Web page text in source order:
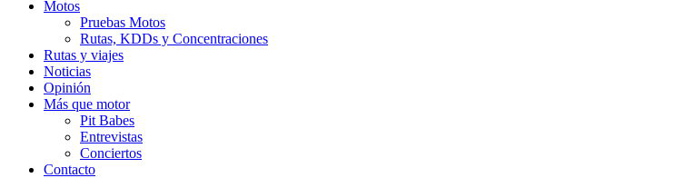
Motos
Pruebas Motos
Rutas, KDDs y Concentraciones
Rutas y viajes
Noticias
Opinión
Más que motor
Pit Babes
Entrevistas
Conciertos
Contacto